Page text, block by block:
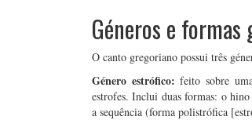
Géneros e formas
O canto gregoriano possui três
Género estrófico: feito sobre
estrofes. Inclui duas formas: o
a sequência (forma polistrófica